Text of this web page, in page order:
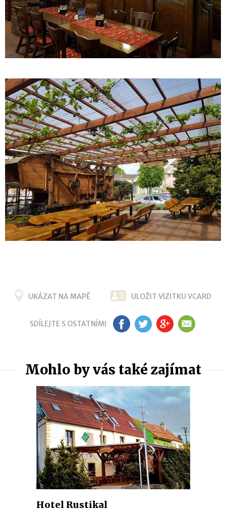
UKÁZAT NA MAPĚ ULOŽIT VIZITKU VCARD
SDÍLEJTE S OSTATNÍMI FB TW G+ EM
Mohlo by vás také zajímat
Hotel Rustikal